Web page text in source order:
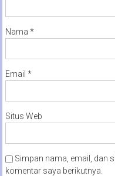
Nama *
Email *
Situs Web
Simpan nama, email, dan
komentar saya berikutnya.